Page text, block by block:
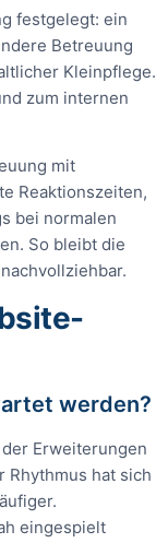
festgelegt: ein
Betreuung
Kleinpflege.
zum internen
mit
Reaktionszeiten,
bei normalen
So bleibt die
werden?
Erweiterungen
Rhythmus hat sich
eingespielt